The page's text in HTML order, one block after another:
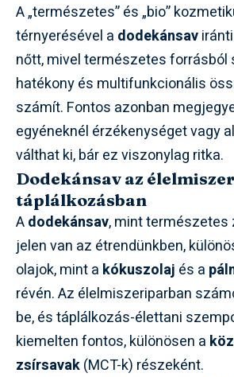
A „természetes” és „bio”
térnyerésével a dodekánsav
nőtt, mivel természetes forrásból
hatékony és multifunkcionális
számít. Fontos azonban
egyéneknél érzékenységet vagy
válthat ki, bár ez viszonylag ritka.
Dodekánsav az
táplálkozásban
Adodekánsav, mint természetes
jelen van az étrendünkben,
olajok, mint a kókuszolaj és a
révén. Az élelmiszeriparban
be, és táplálkozás-élettani
kiemelten fontos, különösen a
zsírsavak(MCT-k) részeként.